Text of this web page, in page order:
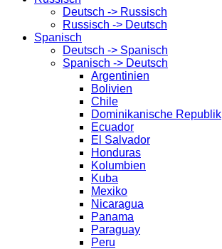
Deutsch -> Russisch
Russisch -> Deutsch
Spanisch
Deutsch -> Spanisch
Spanisch -> Deutsch
Argentinien
Bolivien
Chile
Dominikanische Republik
Ecuador
El Salvador
Honduras
Kolumbien
Kuba
Mexiko
Nicaragua
Panama
Paraguay
Peru